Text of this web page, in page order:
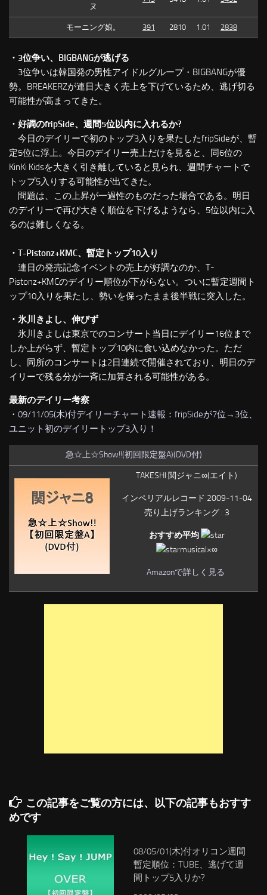
ヌ
モーニング娘。 391 2810 1.01 2838
・3位争い、BIGBANGが逃げる
3位争いは韓国発の男性アイドルグループ・BIGBANGが優
勢。BREAKERZが連日大きく売上を下げているため、逃げ切る
可能性が高まってきた。
・好調のfripSide、週間5位以内に入れるか?
今日のデイリーで初のトップ3入りを果たしたfripSideが、暫
定5位に浮上。今日のデイリー売上だけを見ると、同6位の
KinKi Kidsを大きく引き離していると見られ、週間チャートで
トップ5入りする可能性が出てきた。
問題は、この上昇が一過性のものだった場合である。明日
のデイリーで再び大きく順位を下げるようなら、5位以内に入
るのは難しくなる。
・T-Pistonz+KMC、暫定トップ10入り
連日の発売記念イベントの売上が好調なのか、T-
Pistonz+KMCのデイリー順位が下がらない。ついに暫定週間ト
ップ10入りを果たし、勢いを保ったまま後半戦に突入した。
・氷川きよし、伸びず
氷川きよしは東京でのコンサート当日にデイリー16位まで
しか上がらず、暫定トップ10内に食い込めなかった。ただ
し、同所のコンサートは2日連続で開催されており、明日のデ
イリーで残る分が一斉に加算される可能性がある。
最新のデイリー考察
・ 09/11/05(木)付デイリーチャート速報：fripSideが7位→3位、
ユニット初のデイリートップ3入り！
急☆上☆Show!!(初回限定盤A)(DVD付)
TAKESHI 関ジャニ∞(エイト)
インペリアルレコード 2009-11-04
売り上げランキング : 3
おすすめ平均
musical×∞
Amazonで詳しく見る
この記事をご覧の方には、以下の記事もおすす
めです
08/05/01(木)付オリコン週間
暫定順位：TUBE、逃げて週
間トップ5入りか?